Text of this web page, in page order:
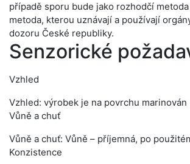
případě sporu bude jako rozhodčí
metoda, kterou uznávají a používají
dozoru České republiky.
Senzorické
Vzhled
Vzhled: výrobek je na povrchu marinován
Vůně a chuť
Vůně a chuť: Vůně – příjemná, po
Konzistence